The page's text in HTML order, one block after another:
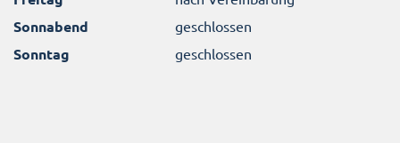
Sonnabend geschlossen
Sonntag geschlossen